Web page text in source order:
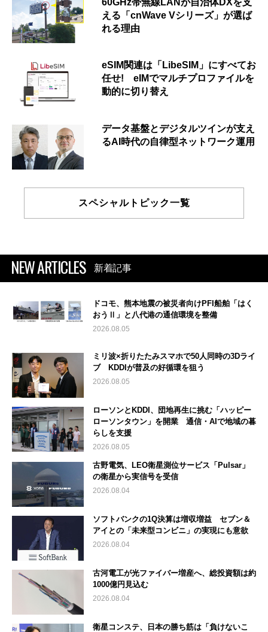
60GHz帯無線LANが自治体DXを支
える「cnWave Vシリーズ」が選ば
れる理由
eSIM関連は「LibeSIM」にすべてお
任せ! eIMでマルチプロファイルを
動的に切り替え
データ基盤とデジタルツインが支え
るAI時代の自律型ネットワーク運用
スペシャルトピック一覧
NEW ARTICLES 新着記事
ドコモ、熊本地震の被災者向けPFI船舶「はく
おうⅡ」と八代港の通信環境を整備
2026.08.05
ミリ波×折りたたみスマホで50人同時の3Dライ
ブ KDDIが普及の好循環を狙う
2026.08.05
ローソンとKDDI、団地再生に挑む「ハッピー
ローソンタウン」を開業 通信・AIで地域の暮
らしを支援
2026.08.05
古野電気、LEO衛星測位サービス「Pulsar」
の衛星から実信号を受信
2026.08.04
ソフトバンクの1Q決算は増収増益 セブン＆
アイとの「未来型コンビニ」の実現にも意欲
2026.08.04
古河電工が光ファイバー増産へ、総投資額は約
1000億円見込む
2026.08.04
衛星コンステ、日本の勝ち筋は「負けないこ